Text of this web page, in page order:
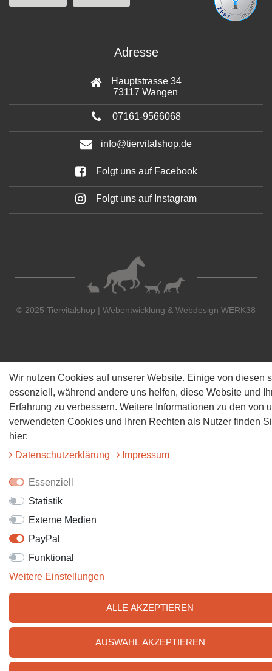
Adresse
Hauptstrasse 34
73117 Wangen
07161-9566068
info@tiervitalshop.de
Folgt uns auf Facebook
Folgt uns auf Instagram
© 2025 Tiervitalshop | Webentwicklung & Webdesign WERK38
Wir nutzen Cookies auf unserer Website. Einige von diesen
essenziell, während andere uns helfen, diese Website und
Erfahrung zu verbessern. Weitere Informationen zu den von
verwendeten Cookies und Ihren Rechten als Nutzer finden
hier:
Daten­schutz­erklärung
Impressum
Essenziell
Statistik
Externe Medien
PayPal
Funktional
Weitere Einstellungen
ALLE AKZEPTIEREN
AUSWAHL AKZEPTIEREN